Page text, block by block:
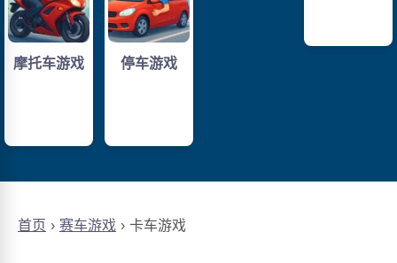
首页 赛车游戏 卡车游戏
摩托车游戏 停车游戏